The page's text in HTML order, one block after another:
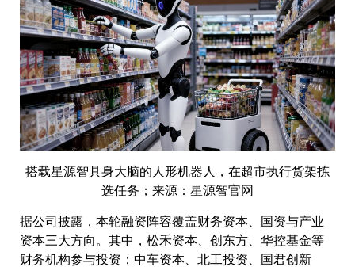
搭载星源智具身大脑的人形机器人，在超市执行货架拣
选任务；来源：星源智官网
据公司披露，本轮融资阵容覆盖财务资本、国资与产业
资本三大方向。其中，松禾资本、创东方、华控基金等
财务机构参与投资；中车资本、北工投资、国君创新